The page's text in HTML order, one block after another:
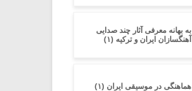
به بهانه معرفی آثار چند صدایی
آهنگسازان ایران و ترکیه (۱)
هماهنگی در موسیقی ایران (۱)